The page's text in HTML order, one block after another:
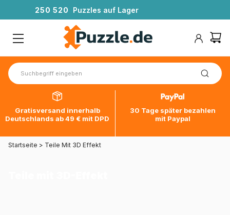
250 520 Puzzles auf Lager
Gratisversand innerhalb
Deutschlands ab 49 € mit DPD
30 Tage später bezahlen
mit Paypal
Startseite > Teile Mit 3D Effekt